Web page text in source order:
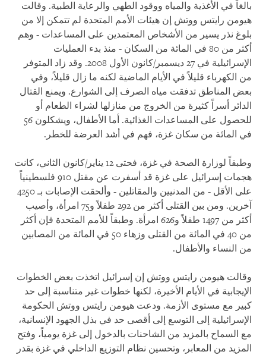
بالغاً في الأغذية والمياه ووقود الطهي والرعاية الطبية. وقالت
هيومن رايتس ووتش إن هيئات الأمم المتحدة لم تتمكن إلا من
بلوغ نذر يسير من الأشخاص المعتمدين على المساعدات - وهم
أكثر من 80 في المائة من السكان - منذ بدء العمليات
الإسرائيلية في 27 ديسمبر/كانون الأول 2008. وقد زاد المتوفر
من الكهرباء قليلاً في الأيام الماضية لكنه ما زال قليلاً، وفي
بعض المناطق تدفقت مياه الصرف إلى الشوارع. ويمنع القتال
الدائر أسراً كثيرة من الخروج من منازلها لشراء الطعام أو
للحصول على المساعدات الغذائية. أما الأطفال، ويشكلون 56
في المائة من سكان غزة، فهم في أشد العرضة للخطر.
وطبقاً لوزارة الصحة في غزة، فحتى 12 يناير/كانون الثاني، كانت
هجمات إسرائيل على غزة قد أسفرت عن مقتل 910 فلسطينياً
على الأقل - من المدنيين والمقاتلين - وألحقت الإصابات بـ 4250
آخرين. ومن بين القتلى أكثر من 292 طفلاً و75 امرأة، وأصيب
أكثر من 1497 طفلاً و626 امرأة. وطبقاً للأمم المتحدة فإن أكثر
من 40 في المائة من القتلى وزهاء 50 في المائة من المصابين
من النساء والأطفال.
وقالت هيومن رايتس ووتش إن إسرائيل اتخذت بعض الخطوات
الإيجابية في الأيام الأخيرة، لكنها خطوات غير متناسبة إلى حد
كبير مع مستوى الأزمة. ودعت هيومن رايتس ووتش الحكومة
الإسرائيلية إلى التوسع إلى أقصى حد في بذل الجهود الإنسانية،
مع السماح بالمزيد من الشاحنات بالدخول إلى غزة يومياً، وفتح
المزيد من المعابر، وتحسين نظام التوزيع الداخلي في غزة بقدر